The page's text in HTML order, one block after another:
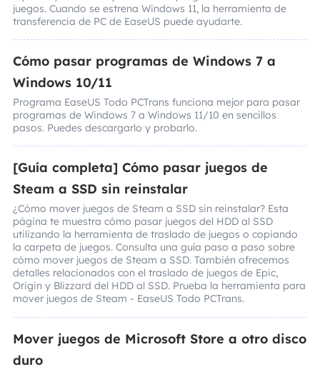
juegos. Cuando se estrena Windows 11, la herramienta de
transferencia de PC de EaseUS puede ayudarte.
Cómo pasar programas de Windows 7 a
Windows 10/11
Programa EaseUS Todo PCTrans funciona mejor para pasar
programas de Windows 7 a Windows 11/10 en sencillos
pasos. Puedes descargarlo y probarlo.
[Guía completa] Cómo pasar juegos de
Steam a SSD sin reinstalar
¿Cómo mover juegos de Steam a SSD sin reinstalar? Esta
página te muestra cómo pasar juegos del HDD al SSD
utilizando la herramienta de traslado de juegos o copiando
la carpeta de juegos. Consulta una guía paso a paso sobre
cómo mover juegos de Steam a SSD. También ofrecemos
detalles relacionados con el traslado de juegos de Epic,
Origin y Blizzard del HDD al SSD. Prueba la herramienta para
mover juegos de Steam - EaseUS Todo PCTrans.
Mover juegos de Microsoft Store a otro disco
duro